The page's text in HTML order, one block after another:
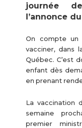
journée
l’annonce
On compte un
vacciner, dans
Québec. C’est
enfant dès
en prenant
La vaccination
semaine
premier